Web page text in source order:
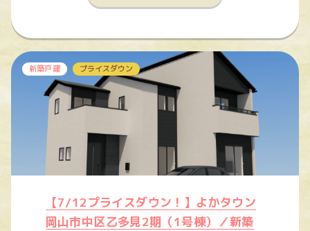
新築戸建 プライスダウン
【7/12プライスダウン！】よかタウン
岡山市中区乙多見2期（1号棟）／新築